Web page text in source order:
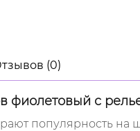
(0)
фиолетовый с
популярность на